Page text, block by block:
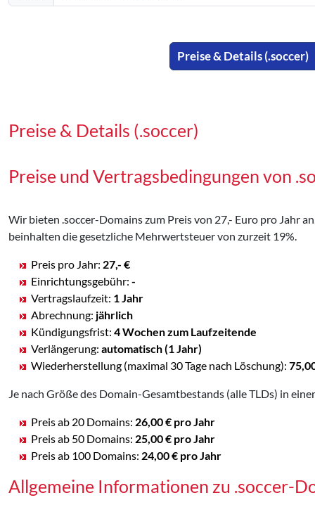
Preise & Details (.soccer)
Preise & Details (.soccer)
Preise und Vertragsbedingungen von
Wir bieten .soccer-Domains zum Preis von 27,- Euro pro Jahr
beinhalten die gesetzliche Mehrwertsteuer von zurzeit 19%.
Preis pro Jahr: 27,- €
Einrichtungsgebühr: -
Vertragslaufzeit: 1 Jahr
Abrechnung: jährlich
Kündigungsfrist: 4 Wochen zum Laufzeitende
Verlängerung: automatisch (1 Jahr)
Wiederherstellung (maximal 30 Tage nach Löschung):
Je nach Größe des Domain-Gesamtbestands (alle TLDs) in
Preis ab 20 Domains: 26,00 € pro Jahr
Preis ab 50 Domains: 25,00 € pro Jahr
Preis ab 100 Domains: 24,00 € pro Jahr
Allgemeine Informationen zu .soccer-